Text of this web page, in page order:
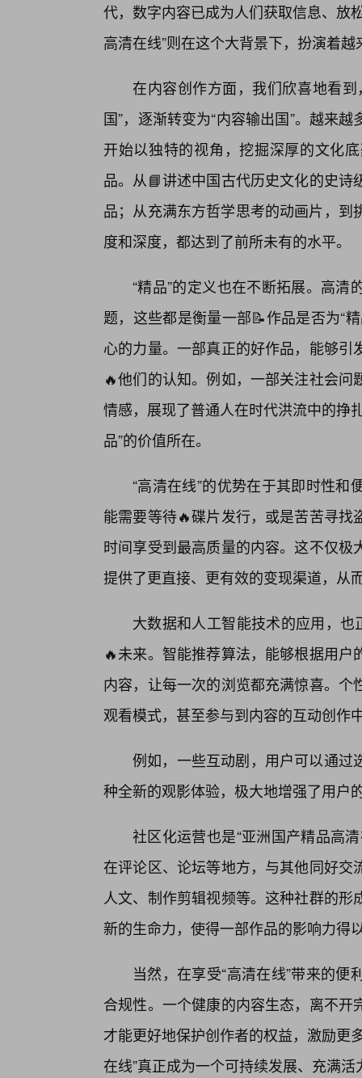
代，数字内容已成为人们获取信息、放
高清在线”则在这个大背景下，扮演着
在内容创作方面，我们欣喜地看
国”，逐渐转变为“内容输出国”。越来
开始以独特的视角，挖掘深厚的文化
品。从📘讲述中国古代历史文化的史
品；从充满东方哲学思考的动画片，
度和深度，都达到了前所未有的水平。
“精品”的定义也在不断拓展。高
题，这些都是衡量一部📝作品是否为“
心的力量。一部真正的好作品，能够
🔥他们的认知。例如，一部关注社会
情感，展现了普通人在时代洪流中的挣
品”的价值所在。
“高清在线”的优势在于其即时性
能需要等待🔥碟片发行，或是苦苦寻
时间享受到最高质量的内容。这不仅
提供了更直接、更有效的变现渠道，从
大数据和人工智能技术的应用，也
🔥未来。智能推荐算法，能够根据用
内容，让每一次的浏览都充满惊喜。
观看模式，甚至参与到内容的互动创作
例如，一些互动剧，用户可以通过
种全新的观影体验，极大地增强了用户
社区化运营也是“亚洲国产精品高
在评论区、论坛等地方，与其他同好
人文、制作剪辑视频等。这种社群的
新的生命力，使得一部作品的影响力得
当然，在享受“高清在线”带来的
合规性。一个健康的内容生态，离不
才能更好地保护创作者的权益，激励更
在线”真正成为一个可持续发展、充满活